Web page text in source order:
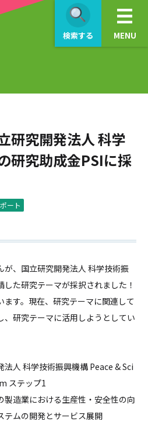
検索する MENU
研究開発法人 科学
研究助成金PSIに採
ート
、国立研究開発法人 科学技術振
た研究テーマが採択されました！
す。現在、研究テーマに関連して
、研究テーマに活用しようとしてい
法人 科学技術振興機構 Peace & Sci
ステップ1
製造業における生産性・安全性の向
テムの開発とサービス展開